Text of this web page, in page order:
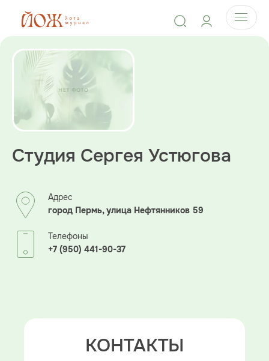
Студия Сергея Устюгова
Адрес
город Пермь, улица Нефтянников 59
Телефоны
+7 (950) 441-90-37
КОНТАКТЫ